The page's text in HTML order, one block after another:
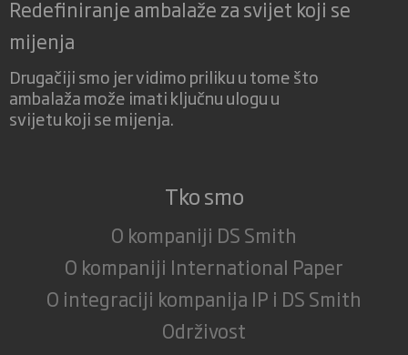
Redefiniranje ambalaže za svijet koji se
mijenja
Drugačiji smo jer vidimo priliku u tome što
ambalaža može imati ključnu ulogu u
svijetu koji se mijenja.
Tko smo
O kompaniji DS Smith
O kompaniji International Paper
O integraciji kompanija IP i DS Smith
Održivost